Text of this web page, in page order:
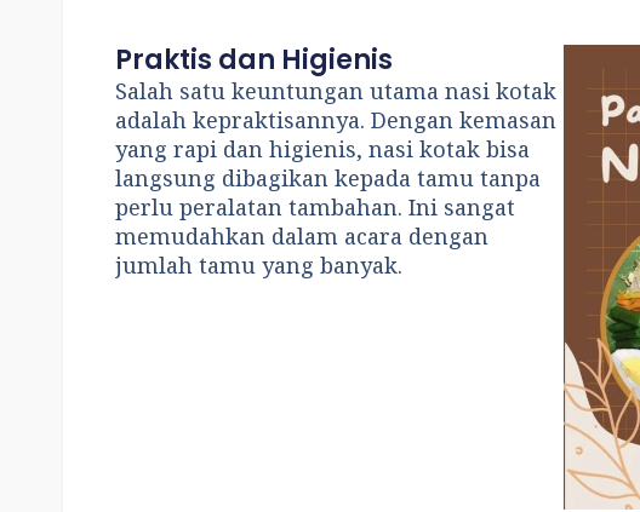
Praktis dan Higienis
Salah satu keuntungan utama nasi kotak
adalah kepraktisannya. Dengan kemasan
yang rapi dan higienis, nasi kotak bisa
langsung dibagikan kepada tamu tanpa
perlu peralatan tambahan. Ini sangat
memudahkan dalam acara dengan
jumlah tamu yang banyak.